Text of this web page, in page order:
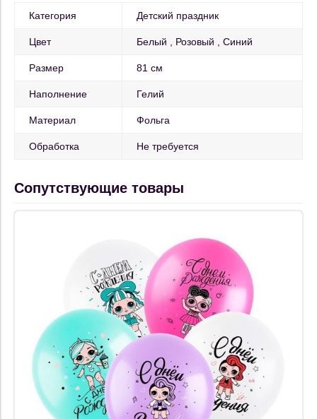
Категория Детский праздник
Цвет Белый Розовый Синий
Размер 81 см
Наполнение Гелий
Материал Фольга
Обработка Не требуется
Сопутствующие товары